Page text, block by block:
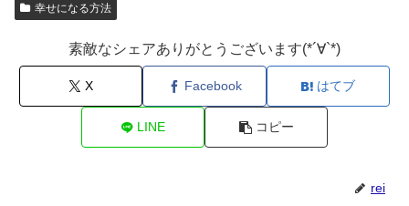
幸せになる方法
素敵なシェアありがとうございます(*´∀`*)
X Facebook はてブ
LINE コピー
rei